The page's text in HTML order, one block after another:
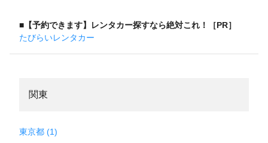
■【予約できます】レンタカー探すなら絶対これ！［PR］
たびらいレンタカー
関東
東京都 (1)